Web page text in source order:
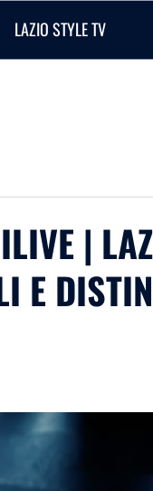
LAZIO STYLE TV
|
E